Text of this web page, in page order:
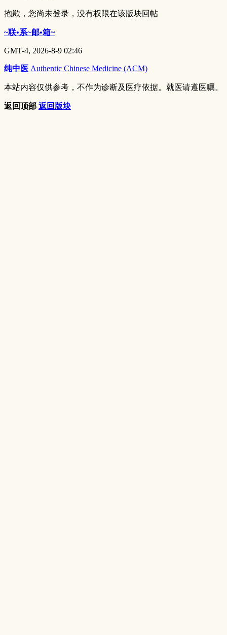
抱歉，您尚未登录，没有权限在该版块回帖
~联•系~邮•箱~
GMT-4, 2026-8-9 02:46
纯中医 Authentic Chinese Medicine (ACM)
本站内容仅供参考，不作为诊断及医疗依据。就医请遵医嘱。
返回顶部 返回版块